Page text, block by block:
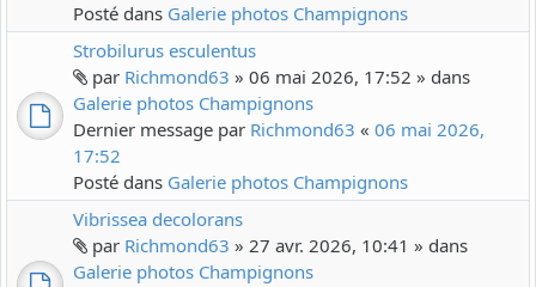
Posté dans Galerie photos Champignons
Strobilurus esculentus
par Richmond63 » 06 mai 2026, 17:52 » dans
Galerie photos Champignons
Dernier message par Richmond63 « 06 mai 2026,
17:52
Posté dans Galerie photos Champignons
Vibrissea decolorans
par Richmond63 » 27 avr. 2026, 10:41 » dans
Galerie photos Champignons